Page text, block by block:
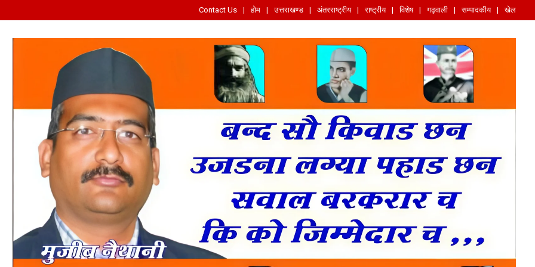
Contact Us होम उत्तराखण्ड अंतरराष्ट्रीय राष्ट्रीय विशेष गढ़वाली सम्पादकीय खेल